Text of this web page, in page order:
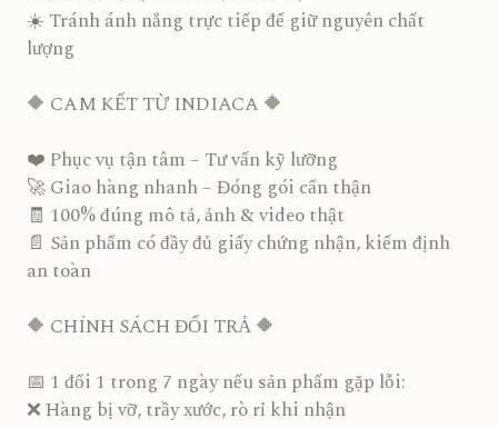
☀️ Tránh ánh nắng trực tiếp để giữ nguyên chất
lượng
🔶 CAM KẾT TỪ INDIACA 🔶
❤️ Phục vụ tận tâm – Tư vấn kỹ lưỡng
🚀 Giao hàng nhanh – Đóng gói cẩn thận
🧾 100% đúng mô tả, ảnh & video thật
📄 Sản phẩm có đầy đủ giấy chứng nhận, kiểm định
an toàn
🔶 CHÍNH SÁCH ĐỔI TRẢ 🔶
📅 1 đổi 1 trong 7 ngày nếu sản phẩm gặp lỗi:
❌ Hàng bị vỡ, trầy xước, rò rỉ khi nhận